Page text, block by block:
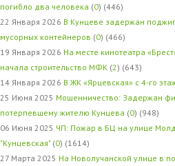
погибло два человека (0) (446)
22 Января 2026 В Кунцеве задержан
мусорных контейнеров (0) (466)
19 Января 2026 На месте кинотеатра
начала строительство МФК (2) (643)
14 Января 2026 В ЖК «Ярцевская» с 4-го
25 Июня 2025 Мошенничество: Задержан
потерпевшему жителю Кунцева (0) (948)
06 Июня 2025 ЧП: Пожар в БЦ на улице
"Кунцевская" (0) (1614)
27 Марта 2025 На Новолучанской улице в